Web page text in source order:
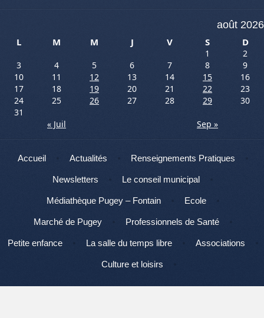
août 2026
L
M M J V S D
1
2
3
4 5 6 7 8
9
10
11 12 13 14 15
16
17
18 19 20 21 22
23
24
25 26 27 28 29
30
31
« Juil
Sep »
Menu
Aller au contenu
Accueil Actualités Renseignements Pratiques
Newsletters Le conseil municipal
Médiathèque Pugey – Fontain Ecole
Marché de Pugey Professionnels de Santé
Petite enfance La salle du temps libre Associations
Culture et loisirs